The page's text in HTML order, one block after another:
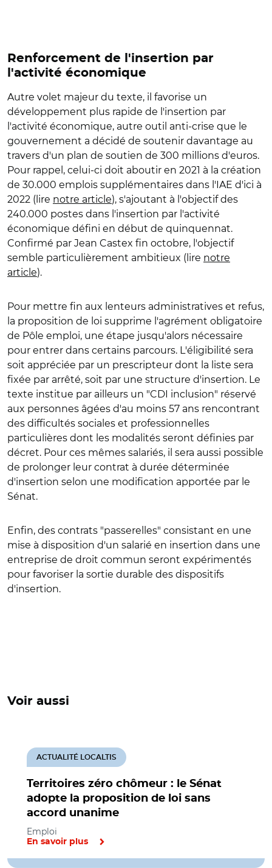
Renforcement de l'insertion par
l'activité économique
Autre volet majeur du texte, il favorise un
développement plus rapide de l'insertion par
l'activité économique, autre outil anti-crise que le
gouvernement a décidé de soutenir davantage au
travers d'un plan de soutien de 300 millions d'euros.
Pour rappel, celui-ci doit aboutir en 2021 à la création
de 30.000 emplois supplémentaires dans l'IAE d'ici à
2022 (lire notre article), s'ajoutant à l'objectif des
240.000 postes dans l'insertion par l'activité
économique défini en début de quinquennat.
Confirmé par Jean Castex fin octobre, l'objectif
semble particulièrement ambitieux (lire notre
article).
Pour mettre fin aux lenteurs administratives et refus,
la proposition de loi supprime l'agrément obligatoire
de Pôle emploi, une étape jusqu'alors nécessaire
pour entrer dans certains parcours. L'éligibilité sera
soit appréciée par un prescripteur dont la liste sera
fixée par arrêté, soit par une structure d'insertion. Le
texte institue par ailleurs un "CDI inclusion" réservé
aux personnes âgées d'au moins 57 ans rencontrant
des difficultés sociales et professionnelles
particulières dont les modalités seront définies par
décret. Pour ces mêmes salariés, il sera aussi possible
de prolonger leur contrat à durée déterminée
d'insertion selon une modification apportée par le
Sénat.
Enfin, des contrats "passerelles" consistant en une
mise à disposition d'un salarié en insertion dans une
entreprise de droit commun seront expérimentés
pour favoriser la sortie durable des dispositifs
d'insertion.
Voir aussi
Territoires zéro chômeur : le Sénat
adopte la proposition de loi sans
accord unanime
ACTUALITÉ LOCALTIS
Emploi
En savoir plus